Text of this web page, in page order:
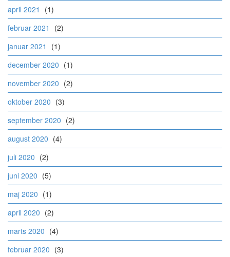
april 2021
(1)
februar 2021
(2)
januar 2021
(1)
december 2020 (1)
november 2020 (2)
oktober 2020 (3)
september 2020 (2)
august 2020 (4)
juli 2020 (2)
juni 2020 (5)
maj 2020 (1)
april 2020 (2)
marts 2020 (4)
februar 2020 (3)